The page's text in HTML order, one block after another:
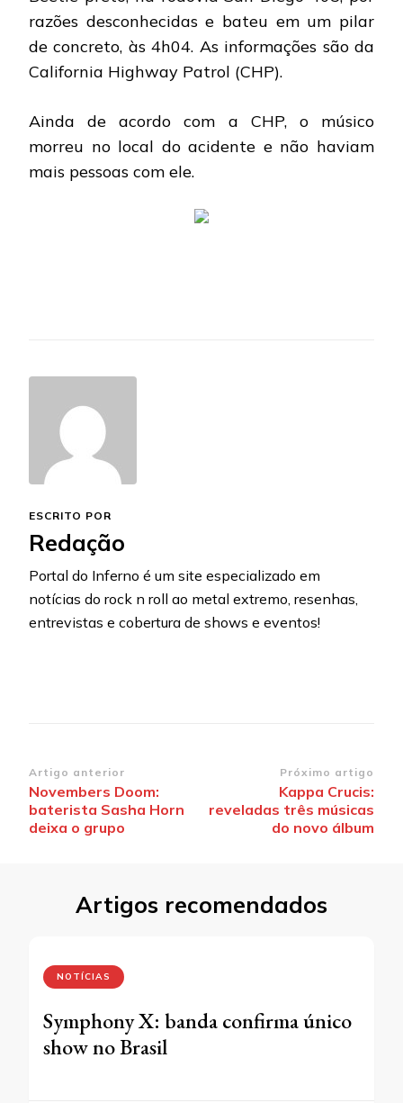
razões desconhecidas e bateu em um pilar
de concreto, às 4h04. As informações são da
California Highway Patrol (CHP).
Ainda de acordo com a CHP, o músico
morreu no local do acidente e não haviam
mais pessoas com ele.
ESCRITO POR
Redação
Portal do Inferno é um site especializado em
notícias do rock n roll ao metal extremo, resenhas,
entrevistas e cobertura de shows e eventos!
Navegação
de
post
Artigo anterior
Novembers Doom:
baterista Sasha Horn
deixa o grupo
Próximo artigo
Kappa Crucis:
reveladas três músicas
do novo álbum
Artigos recomendados
NOTÍCIAS
Symphony X: banda confirma único
show no Brasil